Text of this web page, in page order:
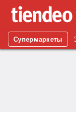
Супермаркеты